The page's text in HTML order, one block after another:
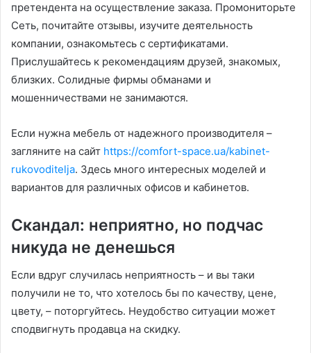
претендента на осуществление заказа. Промониторьте
Сеть, почитайте отзывы, изучите деятельность
компании, ознакомьтесь с сертификатами.
Прислушайтесь к рекомендациям друзей, знакомых,
близких. Солидные фирмы обманами и
мошенничествами не занимаются.
Если нужна мебель от надежного производителя –
загляните на сайт https://comfort-space.ua/kabinet-
rukovoditelja. Здесь много интересных моделей и
вариантов для различных офисов и кабинетов.
Скандал: неприятно, но подчас
никуда не денешься
Если вдруг случилась неприятность – и вы таки
получили не то, что хотелось бы по качеству, цене,
цвету, – поторгуйтесь. Неудобство ситуации может
сподвигнуть продавца на скидку.